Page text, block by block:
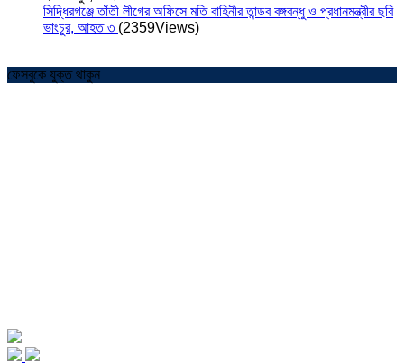
সিদ্ধিরগঞ্জে তাঁতী লীগের অফিসে মতি বাহিনীর তান্ডব বঙ্গবন্ধু ও প্রধানমন্ত্রীর ছবি
ভাংচুর, আহত ৩ (2359Views)
ফেসবুকে যুক্ত থাকুন